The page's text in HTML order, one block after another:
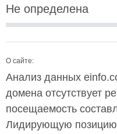
Не определена
О сайте:
Анализ данных
домена отсутствует
посещаемость
Лидирующую позицию